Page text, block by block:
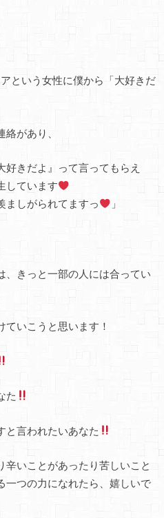
という女性に僕から「大好きだ
があり、
きだよ』って言ってもらえ
しています
しがられてますっ
」
、きっと一部の人には合ってい
いこうと思います！
た
と言われたいあなた
いことがあったり苦しいこと
一つの力になれたら、嬉しいで